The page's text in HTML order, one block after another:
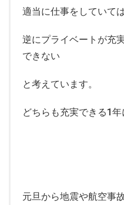
適当に仕事をしていて
逆にプライベートが充
できない
と考えています。
どちらも充実できる1
元旦から地震や航空事